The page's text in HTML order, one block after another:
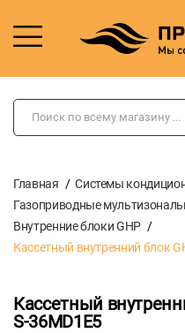
Главная
Системы
Газоприводные
Внутренние блоки GHP
Кассетный внутренний блок
Кассетный
S-36MD1E5